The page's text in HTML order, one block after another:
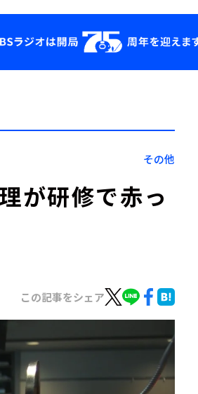
YouTube
その他
が研修で赤っ
この記事をシェア